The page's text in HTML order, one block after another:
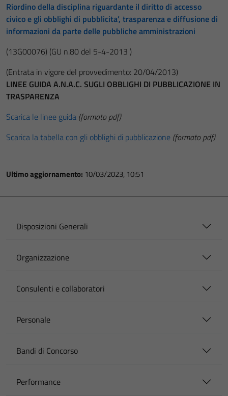
Riordino della disciplina riguardante il diritto di accesso
civico e gli obblighi di pubblicita’, trasparenza e diffusione di
informazioni da parte delle pubbliche amministrazioni
(13G00076) (GU n.80 del 5-4-2013 )
(Entrata in vigore del provvedimento: 20/04/2013)
LINEE GUIDA A.N.A.C. SUGLI OBBLIGHI DI PUBBLICAZIONE IN
TRASPARENZA
Scarica le linee guida (formato pdf)
Scarica la tabella con gli obblighi di pubblicazione (formato pdf)
Ultimo aggiornamento: 10/03/2023, 10:51
Disposizioni Generali
Organizzazione
Consulenti e collaboratori
Personale
Bandi di Concorso
Performance